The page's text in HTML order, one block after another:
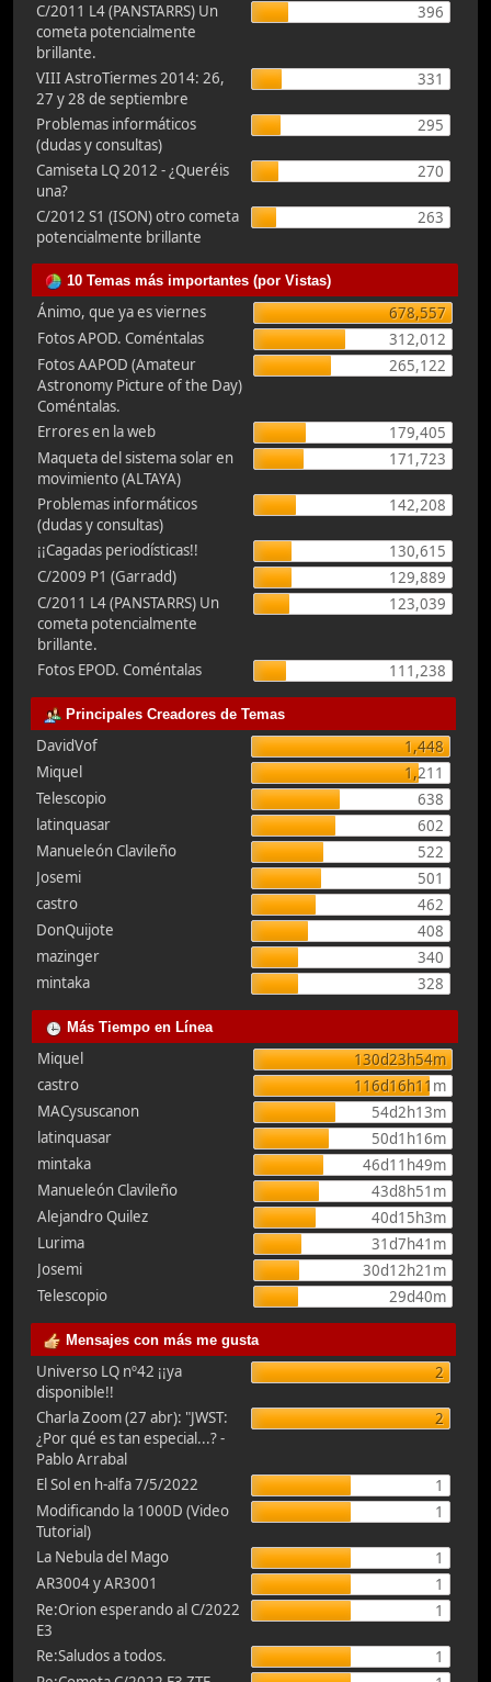
C/2011 L4 (PANSTARRS) Un
cometa potencialmente
brillante.
396
VIII AstroTiermes 2014: 26,
27 y 28 de septiembre
331
Problemas informáticos
(dudas y consultas)
295
Camiseta LQ 2012 - ¿Queréis
una?
270
C/2012 S1 (ISON) otro cometa
potencialmente brillante
263
10 Temas más importantes (por Vistas)
Ánimo, que ya es viernes
678,557
Fotos APOD. Coméntalas
312,012
Fotos AAPOD (Amateur
Astronomy Picture of the Day)
Coméntalas.
265,122
Errores en la web
179,405
Maqueta del sistema solar en
movimiento (ALTAYA)
171,723
Problemas informáticos
(dudas y consultas)
142,208
¡¡Cagadas periodísticas!!
130,615
C/2009 P1 (Garradd)
129,889
C/2011 L4 (PANSTARRS) Un
cometa potencialmente
brillante.
123,039
Fotos EPOD. Coméntalas 111,238
Principales Creadores de Temas
DavidVof
1,448
Miquel
1,211
Telescopio
638
latinquasar
602
Manueleón Clavileño
522
Josemi
501
castro
462
DonQuijote
408
mazinger
340
mintaka
328
Más Tiempo en Línea
Miquel
130d23h54m
castro
116d16h11m
MACysuscanon
54d2h13m
latinquasar
50d1h16m
mintaka
46d11h49m
Manueleón Clavileño
43d8h51m
Alejandro Quilez
40d15h3m
Lurima
31d7h41m
Josemi
30d12h21m
Telescopio
29d40m
Mensajes con más me gusta
Universo LQ nº42 ¡¡ya
disponible!!
2
Charla Zoom (27 abr): "JWST:
¿Por qué es tan especial...? -
Pablo Arrabal
2
El Sol en h-alfa 7/5/2022
1
Modificando la 1000D (Video
Tutorial)
1
La Nebula del Mago
1
AR3004 y AR3001
1
Re:Orion esperando al C/2022
E3
1
Re:Saludos a todos.
1